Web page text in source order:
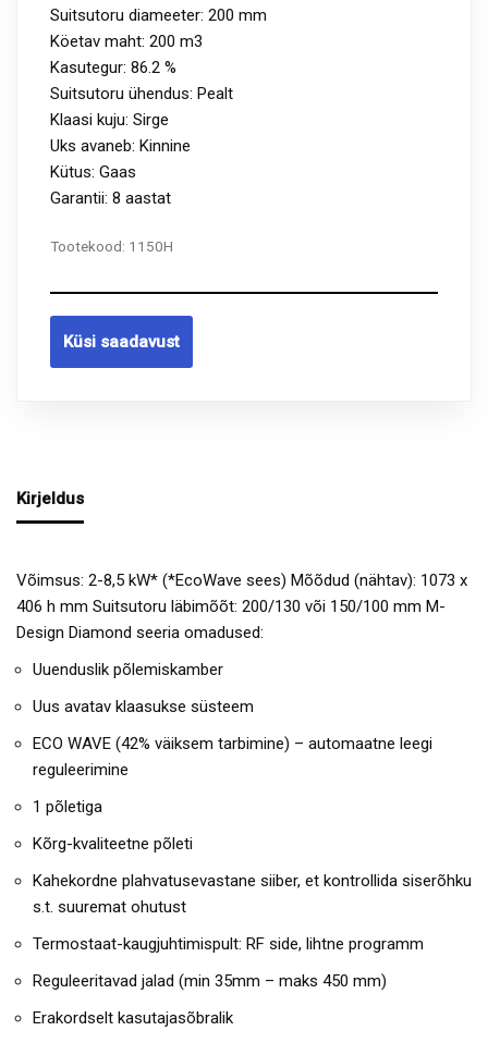
Suitsutoru diameeter: 200 mm
Köetav maht: 200 m3
Kasutegur: 86.2 %
Suitsutoru ühendus: Pealt
Klaasi kuju: Sirge
Uks avaneb: Kinnine
Kütus: Gaas
Garantii: 8 aastat
Tootekood: 1150H
Küsi saadavust
Kirjeldus
Võimsus: 2-8,5 kW* (*EcoWave sees) Mõõdud (nähtav): 1073 x
406 h mm Suitsutoru läbimõõt: 200/130 või 150/100 mm M-
Design Diamond seeria omadused:
Uuenduslik põlemiskamber
Uus avatav klaasukse süsteem
ECO WAVE (42% väiksem tarbimine) – automaatne leegi
reguleerimine
1 põletiga
Kõrg-kvaliteetne põleti
Kahekordne plahvatusevastane siiber, et kontrollida siserõhku
s.t. suuremat ohutust
Termostaat-kaugjuhtimispult: RF side, lihtne programm
Reguleeritavad jalad (min 35mm – maks 450 mm)
Erakordselt kasutajasõbralik